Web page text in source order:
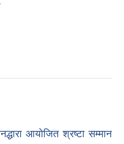
आयोजित श्रष्टा‍ सम्मान